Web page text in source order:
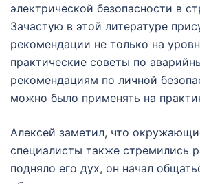
электрической безопасности в
Зачастую в этой литературе
рекомендации не только на
практические советы по
рекомендациям по личной
можно было применять на
Алексей заметил, что
специалисты также стремились
подняло его дух, он начал